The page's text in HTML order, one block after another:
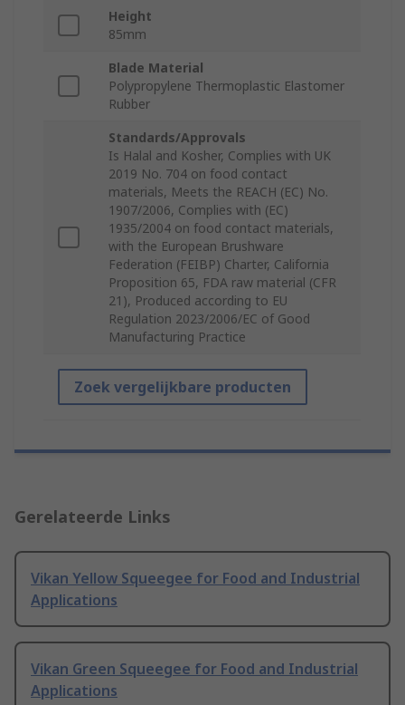
Height
85mm
Blade Material
Polypropylene Thermoplastic Elastomer
Rubber
Standards/Approvals
Is Halal and Kosher, Complies with UK
2019 No. 704 on food contact
materials, Meets the REACH (EC) No.
1907/2006, Complies with (EC)
1935/2004 on food contact materials,
with the European Brushware
Federation (FEIBP) Charter, California
Proposition 65, FDA raw material (CFR
21), Produced according to EU
Regulation 2023/2006/EC of Good
Manufacturing Practice
Zoek vergelijkbare producten
Gerelateerde Links
Vikan Yellow Squeegee for Food and Industrial
Applications
Vikan Green Squeegee for Food and Industrial
Applications